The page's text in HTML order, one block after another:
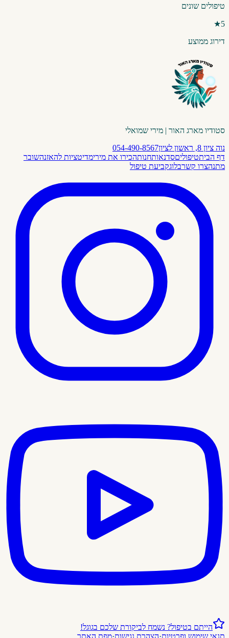
טיפולים שונים
5★
דירוג ממוצע
סטודיו מארג האור | מירי שמואלי
נוה ציון 8, ראשון לציון
054-490-8567
דף הביתטיפוליםסדנאותחנותהכירו את מירימדיטציות להאזנהשובר
מתנהצרו קשרבלוגקביעת טיפול
הייתם בטיפול? נשמח לביקורת שלכם בגוגל!
תנאי שימוש ופרטיות·הצהרת נגישות·מפת האתר